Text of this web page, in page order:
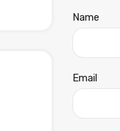
Name
Email